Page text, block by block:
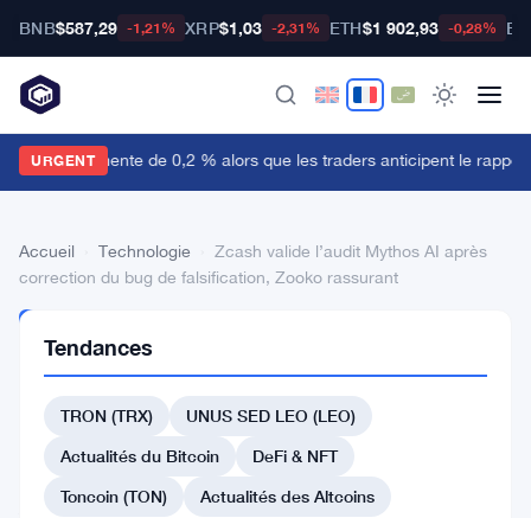
BNB$587,29 -1,21% XRP$1,03 -2,31% ETH$1 902,93 -0,28%
URGENT
dollar augmente de 0,2 % alors que les traders anticipent le
Accueil Technologie
Zcash valide l’audit Mythos AI après
correction du bug de falsification, Zooko rassurant
Zcash
valide
Mythos
Tendances
TRON (TRX)
UNUS SED LEO (LEO)
Actualités du Bitcoin
DeFi & NFT
Toncoin (TON)
Actualités des Altcoins